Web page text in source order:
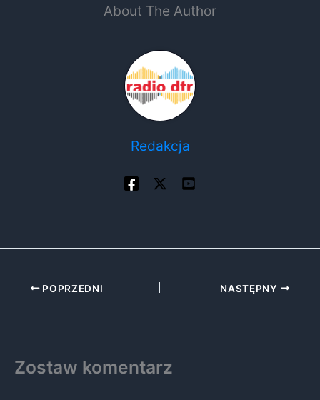
About The Author
Redakcja
POPRZEDNI NASTĘPNY
Zostaw komentarz